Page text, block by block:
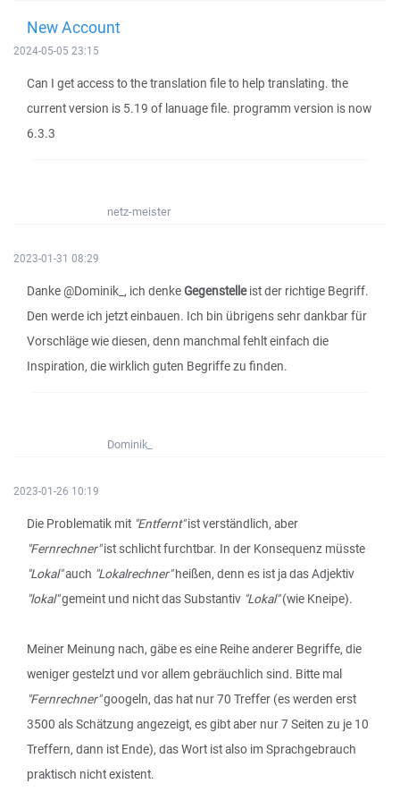
New Account
2024-05-05 23:15
Can I get access to the translation file to help translating. the
current version is 5.19 of lanuage file. programm version is now
6.3.3
netz-meister
2023-01-31 08:29
Danke @Dominik_, ich denkeGegenstelleist der richtige Begriff.
Den werde ich jetzt einbauen. Ich bin übrigens sehr dankbar für
Vorschläge wie diesen, denn manchmal fehlt einfach die
Inspiration, die wirklich guten Begriffe zu finden.
Dominik_
2023-01-26 10:19
Die Problematik mit "Entfernt"ist verständlich, aber
"Fernrechner"ist schlicht furchtbar. In der Konsequenz müsste
"Lokal"auch "Lokalrechner"heißen, denn es ist ja das Adjektiv
"lokal"gemeint und nicht das Substantiv "Lokal"(wie Kneipe).
Meiner Meinung nach, gäbe es eine Reihe anderer Begriffe, die
weniger gestelzt und vor allem gebräuchlich sind. Bitte mal
"Fernrechner"googeln, das hat nur 70 Treffer (es werden erst
3500 als Schätzung angezeigt, es gibt aber nur 7 Seiten zu je 10
Treffern, dann ist Ende), das Wort ist also im Sprachgebrauch
praktisch nicht existent.